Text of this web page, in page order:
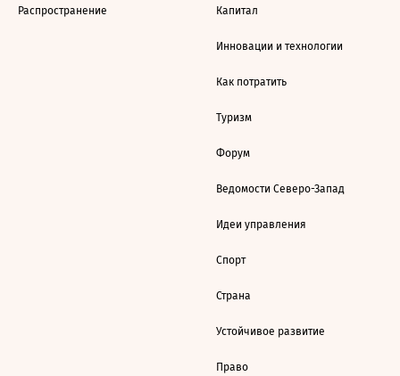
Распространение Капитал
Инновации и технологии
Как потратить
Туризм
Форум
Ведомости Северо-Запад
Идеи управления
Спорт
Страна
Устойчивое развитие
Право